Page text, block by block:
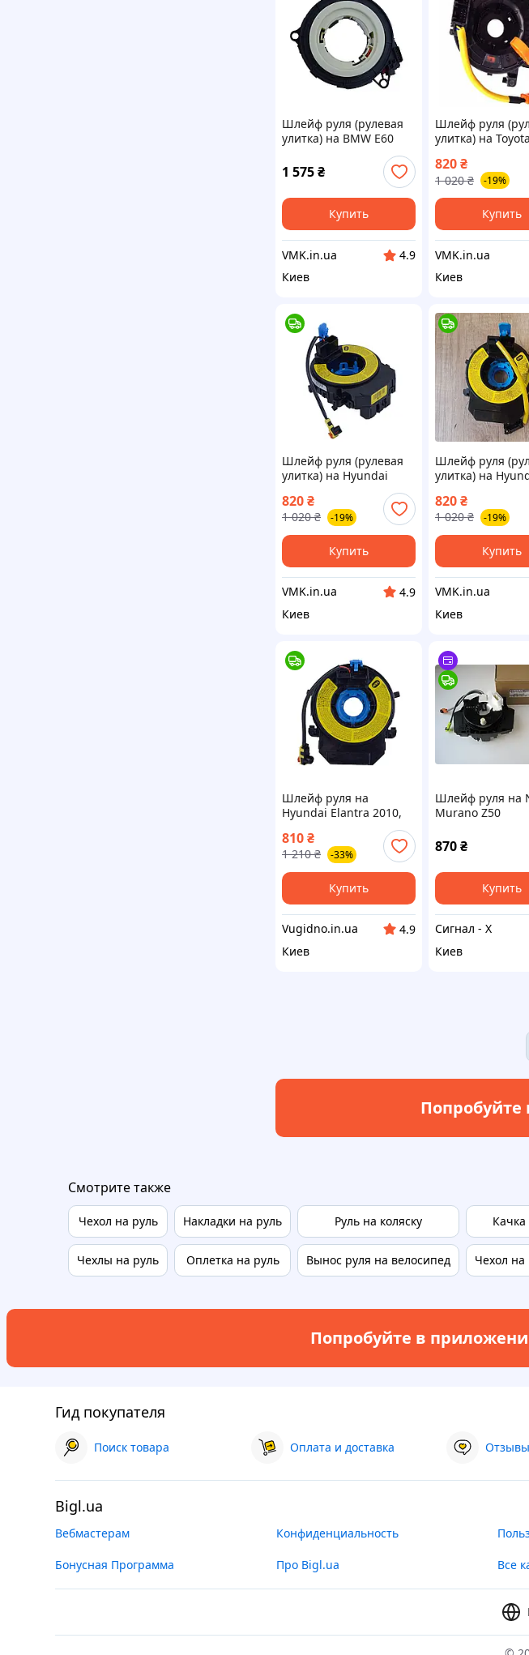
Шлейф руля (рулевая
улитка) на BMW E60
E63 E65 760li 745li 645ci
545i M6 650i 550i
№61319129499
1 575₴
Купить
VMK.in.ua
4.9
Киев
Шлейф руля
улитка) на
№84306-52090
Гарантия 1 месяц
820₴
1 020 ₴ -19%
Купить
VMK.in.ua
Киев
Шлейф руля (рулевая
улитка) на Hyundai
2012, 2013
№934903S110,
934903s210
820₴
1 020 ₴ -19%
Купить
VMK.in.ua
4.9
Киев
Шлейф руля
улитка) на
820₴
1 020 ₴ -19%
Купить
VMK.in.ua
Киев
Шлейф руля на
Hyundai Elantra 2010,
№934903S110,
934903s210
810₴
1 210 ₴ -33%
Купить
Vugidno.in.ua
4.9
Киев
Шлейф руля на
Murano Z50
870₴
Купить
Сигнал - Х
Киев
Смотрите также
Чехол на руль
Чехлы на руль
Накладки на руль
Оплетка на руль
Руль на коляску
Вынос руля на велосипед Чехол на
Попробуйте в
Гид покупателя
Поиск товара Оплата и доставка Отзывы
Bigl.ua
Вебмастерам Конфиденциальность
Бонусная Программа Про Bigl.ua Все